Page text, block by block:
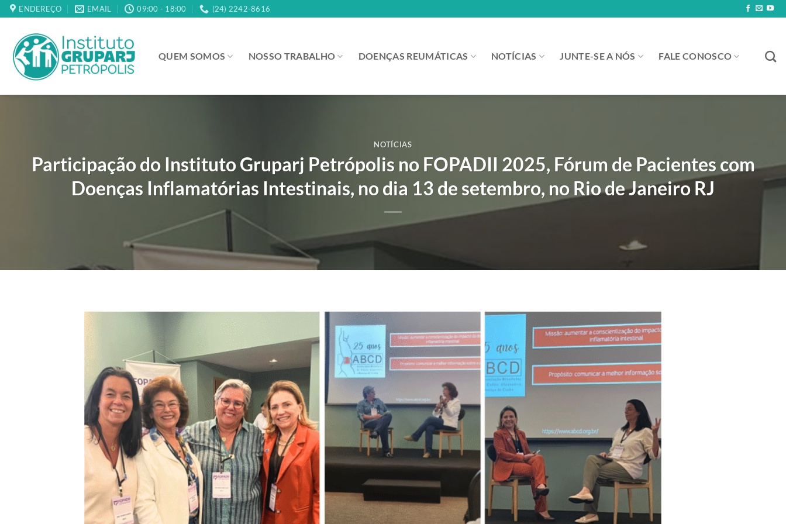
Skip
to
content
ENDEREÇO EMAIL 09:00 - 18:00 (24) 2242-8616
QUEM SOMOS NOSSO TRABALHO DOENÇAS REUMÁTICAS NOTÍCIAS JUNTE-SE A NÓS FALE CONOSCO
NOTÍCIAS
Participação do Instituto Gruparj Petrópolis no FOPADII 2025, Fórum de Pacientes com
Doenças Inflamatórias Intestinais, no dia 13 de setembro, no Rio de Janeiro RJ